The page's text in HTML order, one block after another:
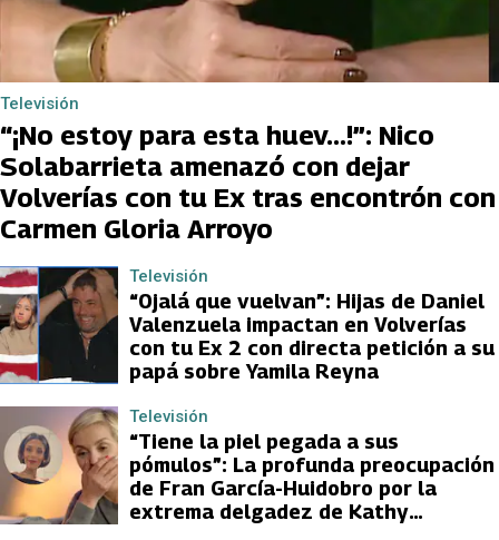
Televisión
“¡No estoy para esta huev…!”: Nico
Solabarrieta amenazó con dejar
Volverías con tu Ex tras encontrón con
Carmen Gloria Arroyo
Televisión
“Ojalá que vuelvan”: Hijas de Daniel
Valenzuela impactan en Volverías
con tu Ex 2 con directa petición a su
papá sobre Yamila Reyna
Televisión
“Tiene la piel pegada a sus
pómulos”: La profunda preocupación
de Fran García-Huidobro por la
extrema delgadez de Kathy